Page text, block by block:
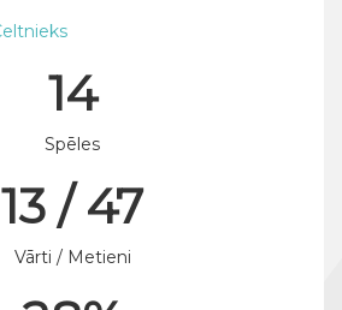
14
Spēles
13 / 47
Vārti / Metieni